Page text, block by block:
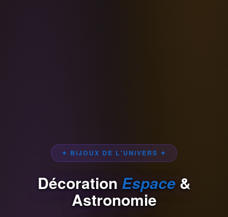
✦ BIJOUX DE L'UNIVERS ✦
Décoration Espace&
Astronomie